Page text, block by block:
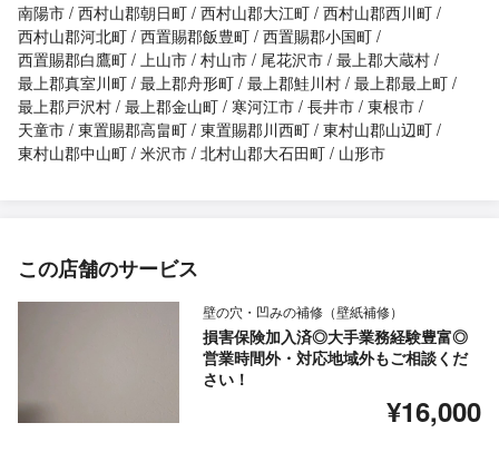
南陽市 西村山郡朝日町 西村山郡大江町 西村山郡西川町
西村山郡河北町 西置賜郡飯豊町 西置賜郡小国町
西置賜郡白鷹町 上山市 村山市 尾花沢市 最上郡大蔵村
最上郡真室川町 最上郡舟形町 最上郡鮭川村 最上郡最上町
最上郡戸沢村 最上郡金山町 寒河江市 長井市 東根市
天童市 東置賜郡高畠町 東置賜郡川西町 東村山郡山辺町
東村山郡中山町 米沢市 北村山郡大石田町 山形市
この店舗のサービス
壁の穴・凹みの補修（壁紙補修）
損害保険加入済◎大手業務経験豊富◎
営業時間外・対応地域外もご相談くだ
さい！
¥16,000